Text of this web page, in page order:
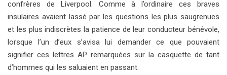
confrères de Liverpool. Comme à l’ordinaire ces braves
insulaires avaient lassé par les questions les plus saugrenues
et les plus indiscrètes la patience de leur conducteur bénévole,
lorsque l’un d’eux s’avisa lui demander ce que pouvaient
signifier ces lettres AP remarquées sur la casquette de tant
d’hommes qui les saluaient en passant.